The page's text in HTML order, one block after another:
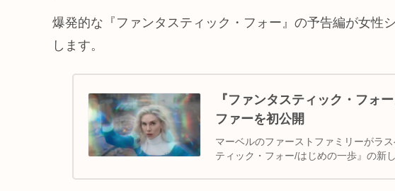
爆発的な『ファンタスティック・フォー』の予告編が女性
します。
『ファンタスティック・フォ
ファーを初公開
マーベルのファーストファミリーがラ
ティック・フォー/はじめの一歩』の新